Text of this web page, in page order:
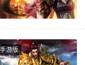
游版